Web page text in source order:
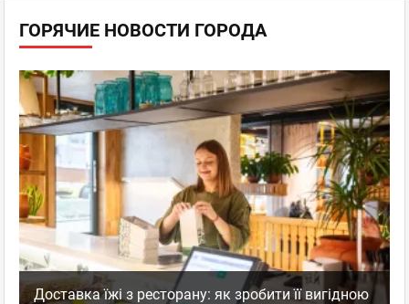
ГОРЯЧИЕ НОВОСТИ ГОРОДА
Доставка їжі з ресторану: як зробити її вигідною